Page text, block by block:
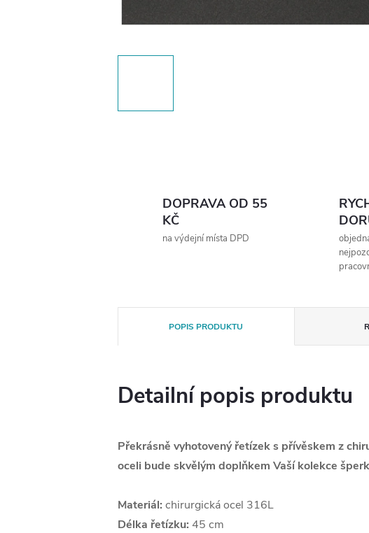
DOPRAVA OD 55
KČ
na výdejní místa DPD
POPIS PRODUKTU
Detailní popis produktu
Překrásně vyhotovený řetízek s přívěskem z
oceli bude skvělým doplňkem Vaší kolekce
Materiál: chirurgická ocel 316L
Délka řetízku: 45 cm